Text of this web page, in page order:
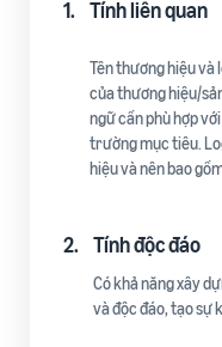
1. Tính liên quan
Tên thương hiệu và
của thương hiệu/
ngữ cần phù hợp
trường mục tiêu.
hiệu và nên bao
2. Tính độc đáo
Có khả năng xây
và độc đáo, tạo sự